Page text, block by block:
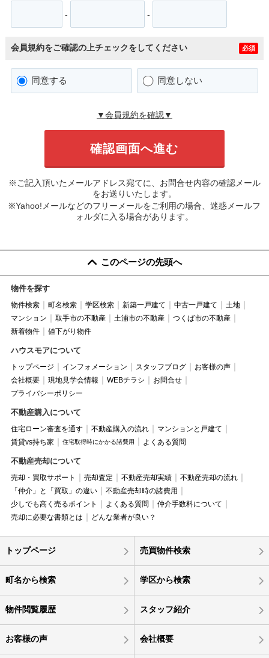
- -
会員規約をご確認の上チェックをしてください 必須
同意する 同意しない
▼会員規約を確認▼
※ご記入頂いたメールアドレス宛てに、お問合せ内容の確認メール
をお送りいたします。
※Yahoo!メールなどのフリーメールをご利用の場合、迷惑メールフ
ォルダに入る場合があります。
このページの先頭へ
物件を探す
物件検索 町名検索 学区検索 新築一戸建て 中古一戸建て
土地
マンション
取手市の不動産 土浦市の不動産
つくば市の不動産
新着物件
値下がり物件
ハウスモアについて
トップページ インフォメーション スタッフブログ
お客様の声
会社概要
現地見学会情報 WEBチラシ
お問合せ
プライバシーポリシー
不動産購入について
住宅ローン審査を通す 不動産購入の流れ
マンションと戸建て
賃貸vs持ち家
住宅取得時にかかる諸費用 よくある質問
不動産売却について
売却・買取サポート 売却査定 不動産売却実績
不動産売却の流れ
「仲介」と「買取」の違い
不動産売却時の諸費用
少しでも高く売るポイント
よくある質問
仲介手数料について
売却に必要な書類とは
どんな業者が良い？
トップページ 売買物件検索
町名から検索 学区から検索
物件閲覧履歴 スタッフ紹介
お客様の声 会社概要